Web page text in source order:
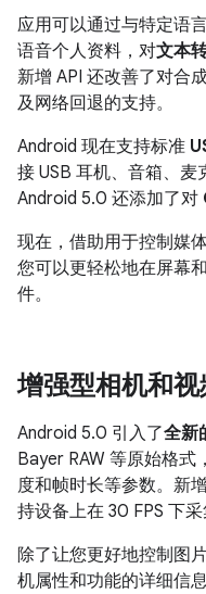
应用可以通过与特定语
语音个人资料，对文本
新增 API 还改善了对合
及网络回退的支持。
Android 现在支持标准
接 USB 耳机、音箱、麦
Android 5.0 还添加了对
现在，借助用于控制媒
您可以更轻松地在屏幕
件。
增强型相机和视
Android 5.0 引入了全新
Bayer RAW 等原始格式
度和帧时长等参数。新
持设备上在 30 FPS 下
除了让您更好地控制图
机属性和功能的详细信